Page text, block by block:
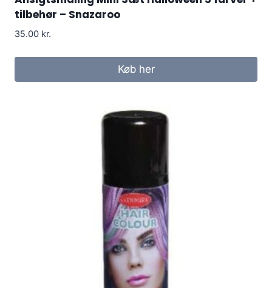
tilbehør – Snazaroo
35.00 kr.
Køb her